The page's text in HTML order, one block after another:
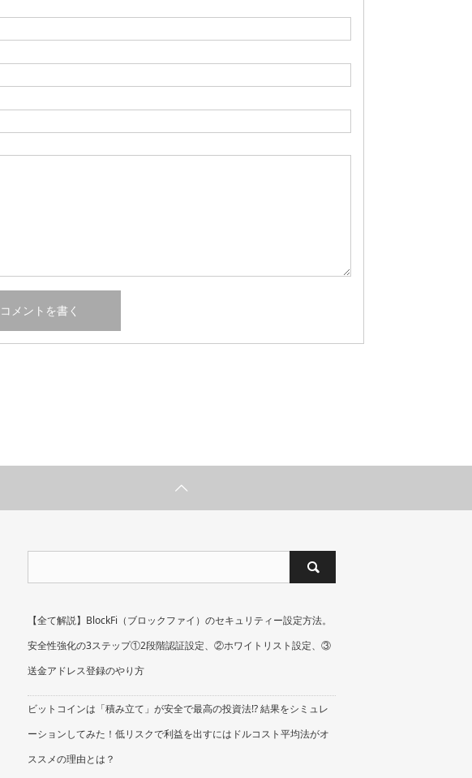
【全て解説】BlockFi（ブロックファイ）のセキュリティー設定方法。
安全性強化の3ステップ①2段階認証設定、②ホワイトリスト設定、③
送金アドレス登録のやり方
ビットコインは「積み立て」が安全で最高の投資法!? 結果をシミュレ
ーションしてみた！低リスクで利益を出すにはドルコスト平均法がオ
ススメの理由とは？